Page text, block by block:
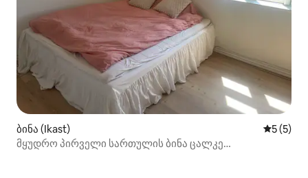
ბინა (Ikast)
5 (5)
მყუდრო პირველი სართულის ბინა ცალკე